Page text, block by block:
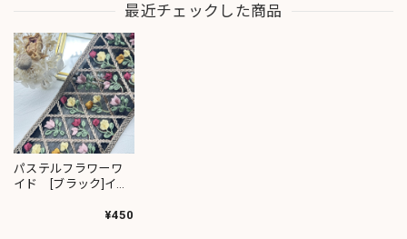
最近チェックした商品
パステルフラワーワ
イド [ブラック]イン
¥450